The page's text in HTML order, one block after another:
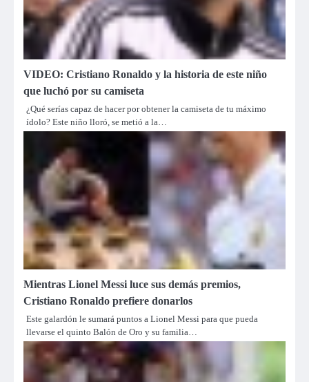
VIDEO: Cristiano Ronaldo y la historia de este niño
que luchó por su camiseta
¿Qué serías capaz de hacer por obtener la camiseta de tu máximo
ídolo? Este niño lloró, se metió a la…
Mientras Lionel Messi luce sus demás premios,
Cristiano Ronaldo prefiere donarlos
Este galardón le sumará puntos a Lionel Messi para que pueda
llevarse el quinto Balón de Oro y su familia…